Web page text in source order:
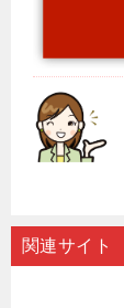
関連サイト